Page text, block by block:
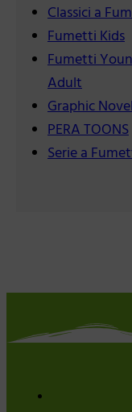
Classici a
Fumetti Kids
Fumetti
Adult
Graphic
PERA TOONS
Serie a